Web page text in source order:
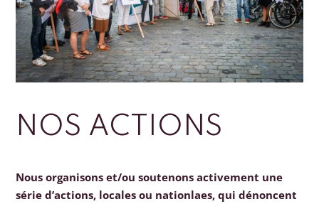
NOS ACTIONS
Nous organisons et/ou soutenons activement une
série d’actions, locales ou nationlaes, qui dénoncent